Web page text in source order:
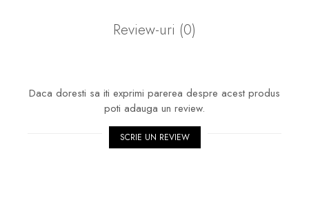
Review-uri (0)
Daca doresti sa iti exprimi parerea despre acest produs
poti adauga un review.
SCRIE UN REVIEW